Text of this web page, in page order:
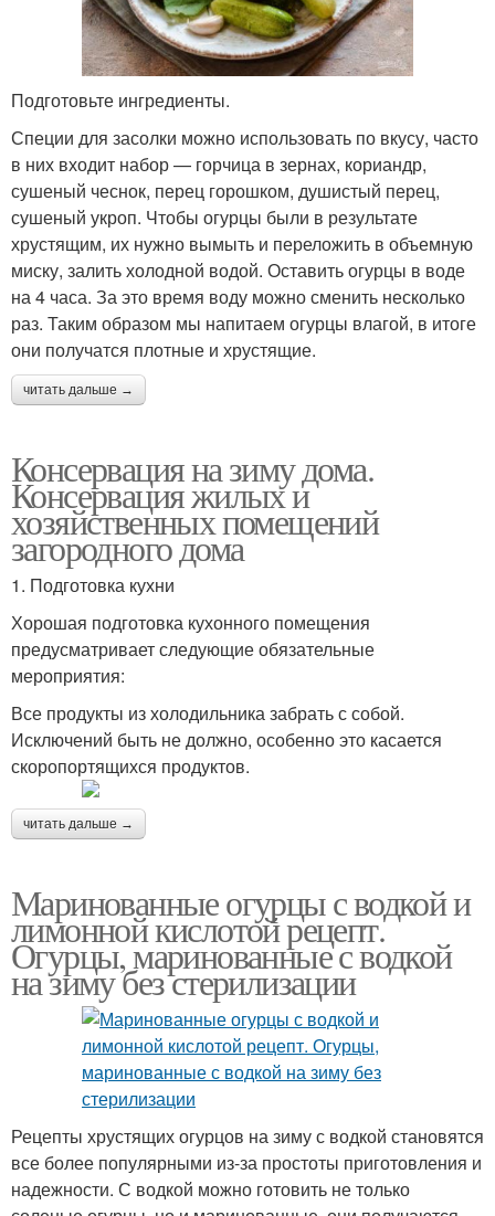
Подготовьте ингредиенты.
Специи для засолки можно использовать по вкусу, часто
в них входит набор — горчица в зернах, кориандр,
сушеный чеснок, перец горошком, душистый перец,
сушеный укроп. Чтобы огурцы были в результате
хрустящим, их нужно вымыть и переложить в объемную
миску, залить холодной водой. Оставить огурцы в воде
на 4 часа. За это время воду можно сменить несколько
раз. Таким образом мы напитаем огурцы влагой, в итоге
они получатся плотные и хрустящие.
читать дальше →
Консервация на зиму дома.
Консервация жилых и
хозяйственных помещений
загородного дома
1. Подготовка кухни
Хорошая подготовка кухонного помещения
предусматривает следующие обязательные
мероприятия:
Все продукты из холодильника забрать с собой.
Исключений быть не должно, особенно это касается
скоропортящихся продуктов.
читать дальше →
Маринованные огурцы с водкой и
лимонной кислотой рецепт.
Огурцы, маринованные с водкой
на зиму без стерилизации
Рецепты хрустящих огурцов на зиму с водкой становятся
все более популярными из-за простоты приготовления и
надежности. С водкой можно готовить не только